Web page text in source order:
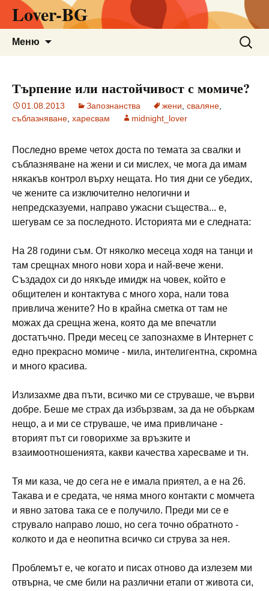
Lover-BG
Меню
за:
Търпение или настойчивост с момиче?
01.08.2013 Запознанства жени сваляне
съблазняване харесвам midnight_lover
Последно време четох доста по темата за свалки и
съблазняване на жени и си мислех, че мога да имам
някакъв контрол върху нещата. Но тия дни се убедих,
че жените са изключително нелогични и
непредсказуеми, направо ужасни същества... е,
шегувам се за последното. Историята ми е следната:
На 28 години съм. От няколко месеца ходя на танци и
там срещнах много нови хора и най-вече жени.
Създадох си до някъде имидж на човек, който е
общителен и контактува с много хора, нали това
привлича жените? Но в крайна сметка от там не
можах да срещна жена, която да ме впечатли
достатъчно. Преди месец се запознахме в Интернет с
едно прекрасно момиче - мила, интелигентна, скромна
и много красива.
Излизахме два пъти, всичко ми се струваше, че върви
добре. Беше ме страх да избързвам, за да не объркам
нещо, а и ми се струваше, че има привличане -
вторият път си говорихме за връзките и
взаимоотношенията, какви качества харесваме и тн.
Тя ми каза, че до сега не е имала приятел, а е на 26.
Такава и е средата, че няма много контакти с момчета
и явно затова така се е получило. Преди ми се е
струвало направо лошо, но сега точно обратното -
колкото и да е неопитна всичко си струва за нея.
Проблемът е, че когато и писах отново да излезем ми
отвърна, че сме били на различни етапи от живота си,